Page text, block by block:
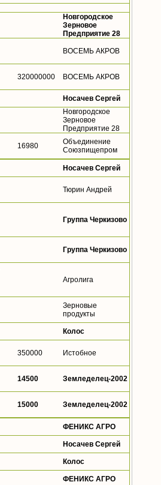
Новгородское
Зерновое
Предприятие 28
ВОСЕМЬ АКРОВ
320000000 ВОСЕМЬ АКРОВ
Носачев Сергей
Новгородское
Зерновое
Предприятие 28
16980
Объединение
Союзпищепром
Носачев Сергей
Тюрин Андрей
Группа Черкизово
Группа Черкизово
Агролига
Зерновые
продукты
Колос
350000 Истобное
14500 Земледелец-2002
15000 Земледелец-2002
ФЕНИКС АГРО
Носачев Сергей
Колос
ФЕНИКС АГРО